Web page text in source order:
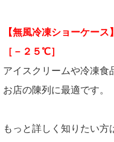
【無風冷凍ショーケー
［－２５℃］
アイスクリームや冷凍食
お店の陳列に最適です。
もっと詳しく知りたい方